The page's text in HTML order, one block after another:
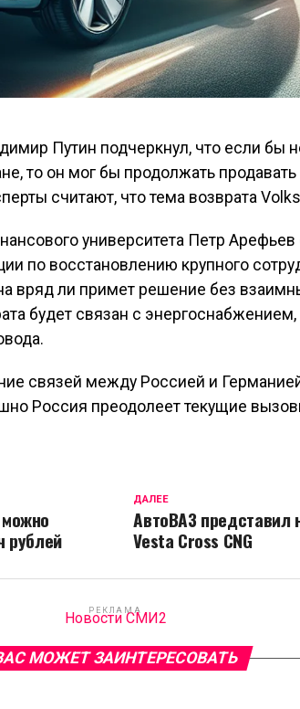
Путин подчеркнул, что если бы
то он мог бы продолжать
считают, что тема возврата
университета Петр Арефьев
по восстановлению крупного
вряд ли примет решение без
будет связан с энергоснабжением,
связей между Россией и
Россия преодолеет текущие
ДАЛЕЕ
АвтоВАЗ представил
Vesta Cross CNG
рублей
РЕКЛАМА
Новости СМИ2
МОЖЕТ ЗАИНТЕРЕСОВАТЬ